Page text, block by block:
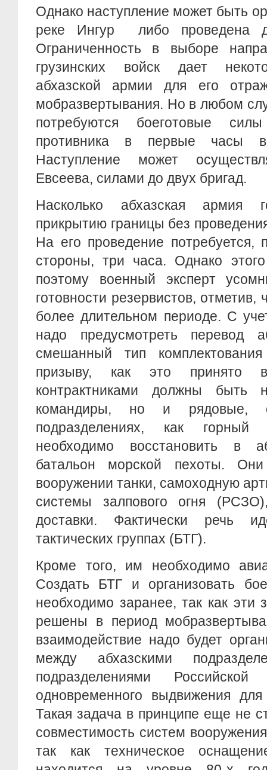
Однако наступление может быть
реке Ингур либо проведена
Ограниченность в выборе
грузинских войск дает
абхазской армии для его
мобразвертывания. Но в любом
потребуются боеготовые
противника в первые часы
Наступление может
Евсеева, силами до двух бригад.
Насколько абхазская армия
прикрытию границы без
На его проведение потребуется,
стороны, три часа. Однако
поэтому военный эксперт
готовности резервистов, отметив,
более длительном периоде. С
надо предусмотреть перевод
смешанный тип
призыву, как это принято
контрактниками должны быть
командиры, но и рядовые,
подразделениях, как горный
необходимо восстановить в
батальон морской пехоты.
вооружении танки, самоходную
системы залпового огня
доставки. Фактически речь
тактических группах (БТГ).
Кроме того, им необходимо
Создать БТГ и организовать
необходимо заранее, так как эти
решены в период
взаимодействие надо будет
между абхазскими
подразделениями
одновременного выдвижения
Такая задача в принципе еще не
совместимость систем
так как техническое